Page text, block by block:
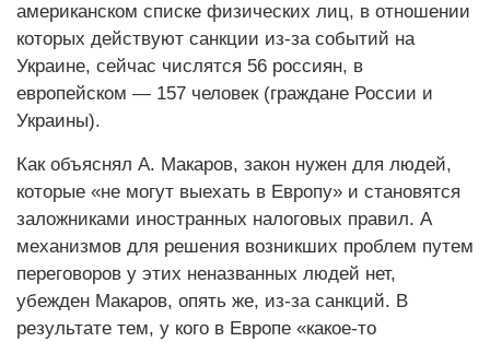
американском списке физических лиц, в отношении
которых действуют санкции из-за событий на
Украине, сейчас числятся 56 россиян, в
европейском — 157 человек (граждане России и
Украины).
Как объяснял А. Макаров, закон нужен для людей,
которые «не могут выехать в Европу» и становятся
заложниками иностранных налоговых правил. А
механизмов для решения возникших проблем путем
переговоров у этих неназванных людей нет,
убежден Макаров, опять же, из-за санкций. В
результате тем, у кого в Европе «какое-то